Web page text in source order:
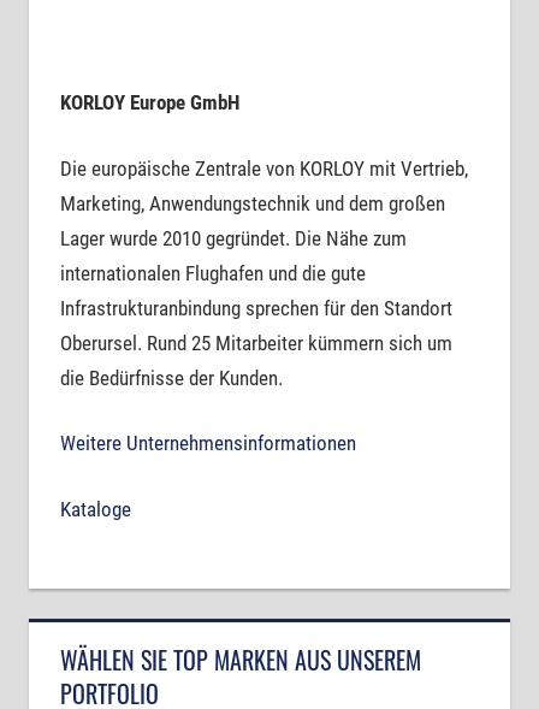
KORLOY Europe GmbH
Die europäische Zentrale von KORLOY mit Vertrieb,
Marketing, Anwendungstechnik und dem großen
Lager wurde 2010 gegründet. Die Nähe zum
internationalen Flughafen und die gute
Infrastrukturanbindung sprechen für den Standort
Oberursel. Rund 25 Mitarbeiter kümmern sich um
die Bedürfnisse der Kunden.
Weitere Unternehmensinformationen
Kataloge
WÄHLEN SIE TOP MARKEN AUS UNSEREM
PORTFOLIO